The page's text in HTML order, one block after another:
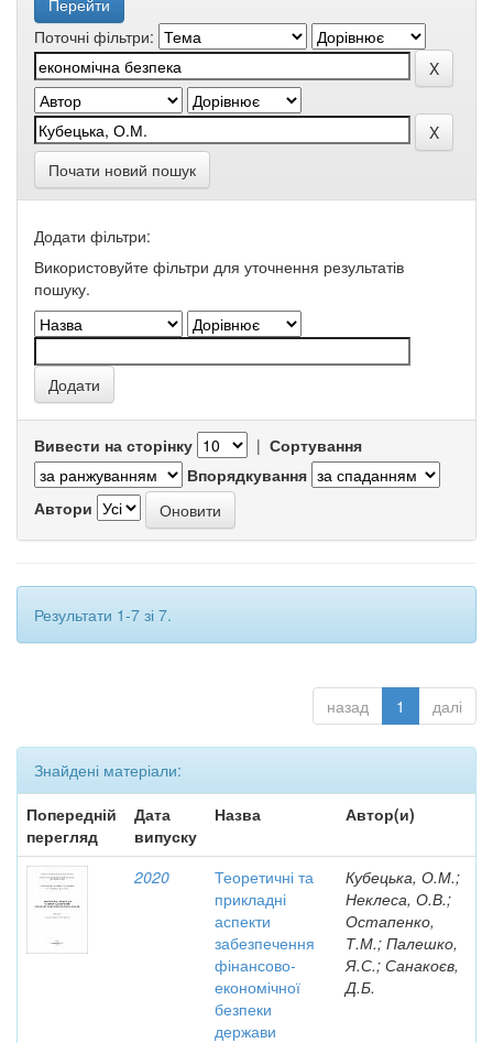
Поточні фільтри:
Почати новий пошук
Додати фільтри:
Використовуйте фільтри для уточнення результатів
пошуку.
Вивести на сторінку | Сортування
Впорядкування
Автори
Результати 1-7 зі 7.
назад 1 далі
Знайдені матеріали:
Попередній
перегляд
Дата
випуску
Назва Автор(и)
2020
Теоретичні та
прикладні
аспекти
забезпечення
фінансово-
економічної
безпеки
держави
Кубецька, О.М.;
Неклеса, О.В.;
Остапенко,
Т.М.; Палешко,
Я.С.; Санакоєв,
Д.Б.